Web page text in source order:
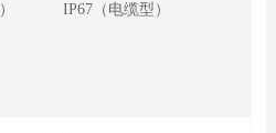
型） IP67（电缆型）